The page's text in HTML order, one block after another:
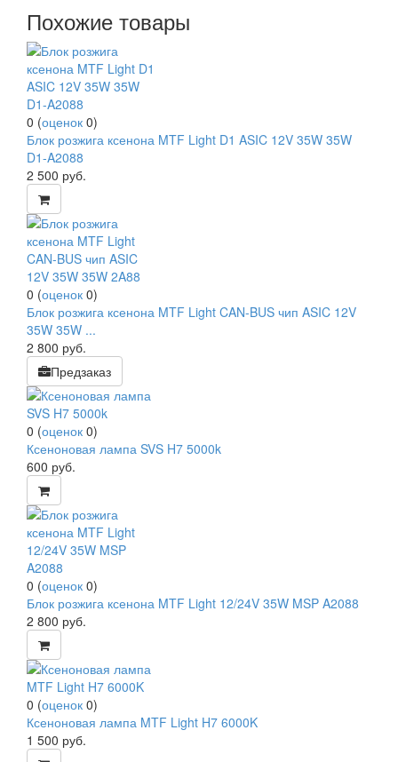
Похожие товары
0 (оценок 0)
Блок розжига ксенона MTF Light D1 ASIC 12V 35W 35W
D1-A2088
2 500 руб.
0 (оценок 0)
Блок розжига ксенона MTF Light CAN-BUS чип ASIC 12V
35W 35W ...
2 800 руб.
Предзаказ
0 (оценок 0)
Ксеноновая лампа SVS H7 5000k
600 руб.
0 (оценок 0)
Блок розжига ксенона MTF Light 12/24V 35W MSP A2088
2 800 руб.
0 (оценок 0)
Ксеноновая лампа MTF Light H7 6000K
1 500 руб.